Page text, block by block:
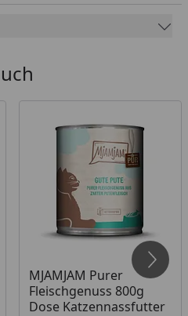
Weise den Bedarf an
decken.
Bitte zimmerwarm
bitte maximal 24 Stunden
MJAMJAM Purer
Fleischgenuss 800g
Dose Katzennassfutter